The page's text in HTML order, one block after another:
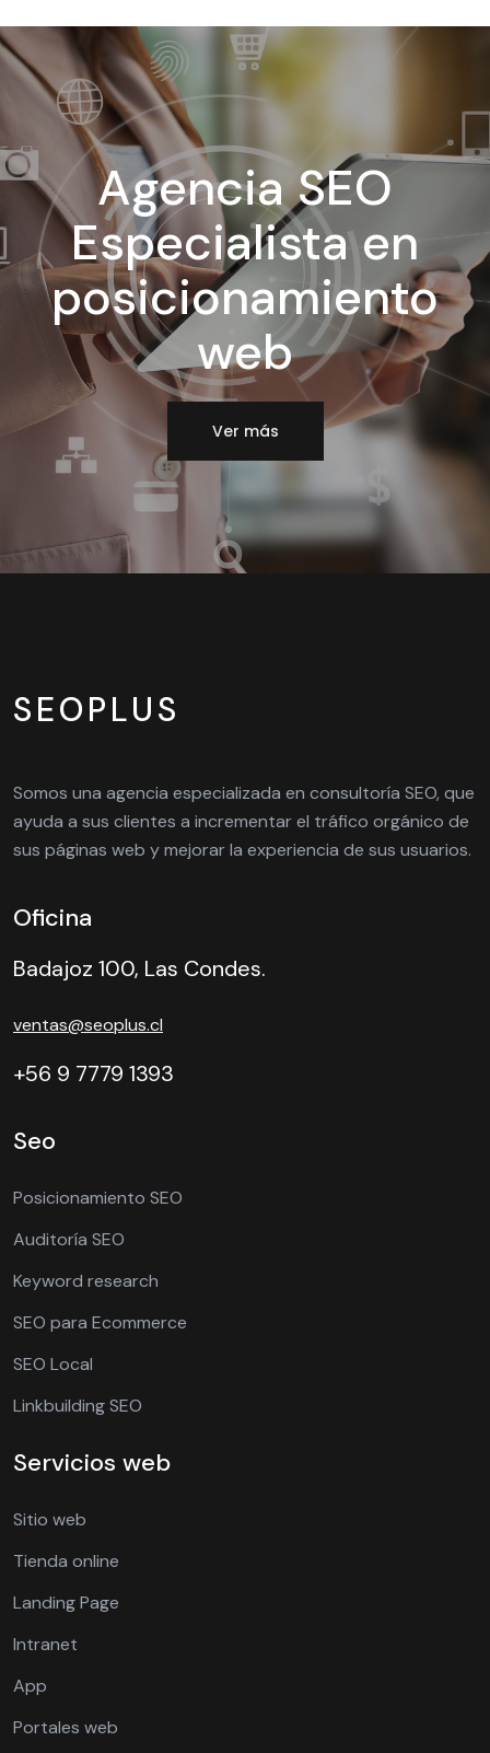
Agencia SEO
Especialista en
posicionamiento
web
Ver más
SEOPLUS
Somos una agencia especializada en consultoría SEO, que
ayuda a sus clientes a incrementar el tráfico orgánico de
sus páginas web y mejorar la experiencia de sus usuarios.
Oficina
Badajoz 100, Las Condes.
ventas@seoplus.cl
+56 9 7779 1393
Seo
Posicionamiento SEO
Auditoría SEO
Keyword research
SEO para Ecommerce
SEO Local
Linkbuilding SEO
Servicios web
Sitio web
Tienda online
Landing Page
Intranet
App
Portales web